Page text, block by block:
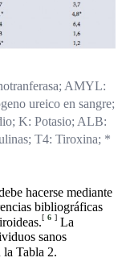
AMYL:
ureico en sangre;
K: Potasio; ALB:
T4: Tiroxina; *
hacerse mediante
bibliográficas
[ 6 ] La
sanos
la Tabla 2.